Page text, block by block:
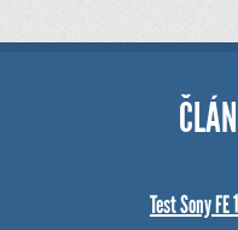
Test Sony